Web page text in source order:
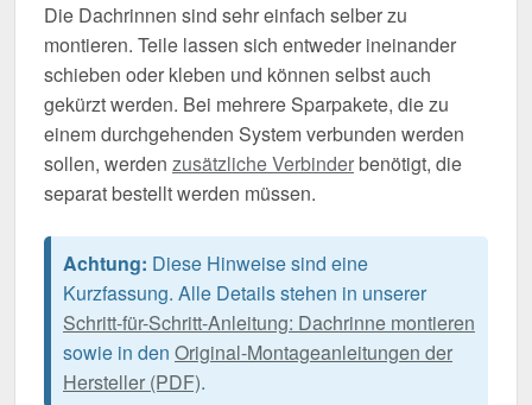
Die Dachrinnen sind sehr einfach selber zu
montieren. Teile lassen sich entweder ineinander
schieben oder kleben und können selbst auch
gekürzt werden. Bei mehrere Sparpakete, die zu
einem durchgehenden System verbunden werden
sollen, werden zusätzliche Verbinderbenötigt, die
separat bestellt werden müssen.
Achtung: Diese Hinweise sind eine
Kurzfassung. Alle Details stehen in unserer
Schritt-für-Schritt-Anleitung: Dachrinne montieren
sowie in den Original-Montageanleitungen der
Hersteller (PDF).